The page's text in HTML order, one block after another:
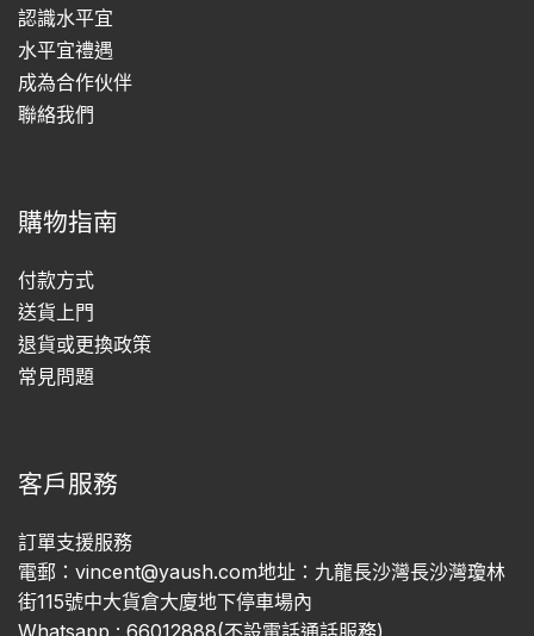
認識水平宜
水平宜禮遇
成為合作伙伴
聯絡我們
購物指南
付款方式
送貨上門
退貨或更換政策
常見問題
客戶服務
訂單支援服務
電郵：vincent@yaush.com地址：九龍長沙灣長沙灣瓊林
街115號中大貨倉大廈地下停車場內